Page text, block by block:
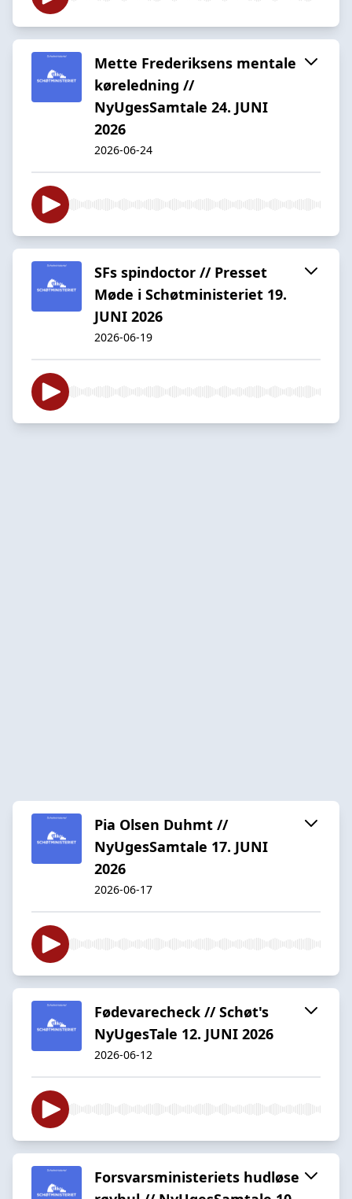
Mette Frederiksens mentale
køreledning //
NyUgesSamtale 24. JUNI
2026
2026-06-24
SFs spindoctor // Presset
Møde i Schøtministeriet 19.
JUNI 2026
2026-06-19
Pia Olsen Duhmt //
NyUgesSamtale 17. JUNI
2026
2026-06-17
Fødevarecheck // Schøt's
NyUgesTale 12. JUNI 2026
2026-06-12
Forsvarsministeriets hudløse